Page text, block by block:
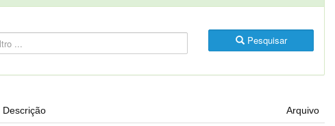
Pesquisar
Descrição Arquivo